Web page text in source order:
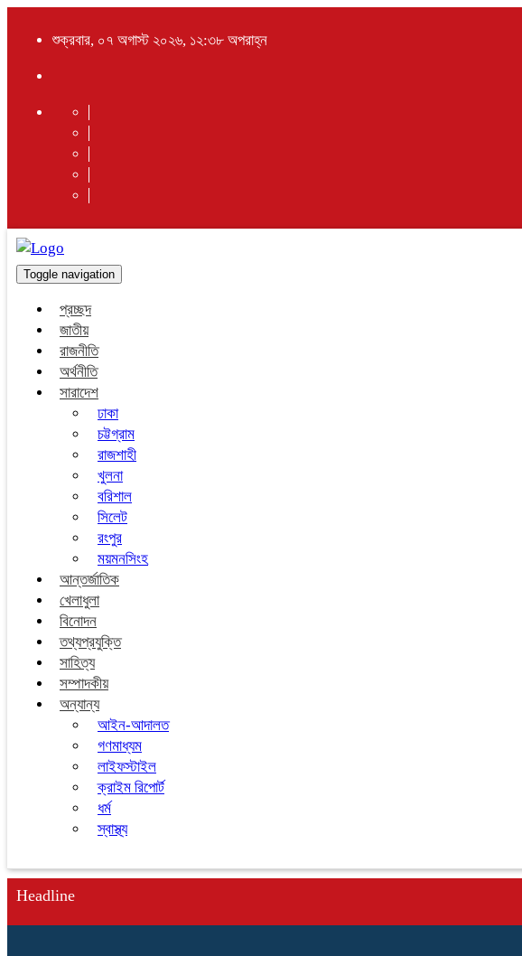
শুক্রবার, ০৭ অগাস্ট ২০২৬, ১২:৩৮ অপরাহ্ন
Toggle navigation
প্রচ্ছদ
জাতীয়
রাজনীতি
অর্থনীতি
সারাদেশ
ঢাকা
চট্টগ্রাম
রাজশাহী
খুলনা
বরিশাল
সিলেট
রংপুর
ময়মনসিংহ
আন্তর্জাতিক
খেলাধুলা
বিনোদন
তথ্যপ্রযুক্তি
সাহিত্য
সম্পাদকীয়
অন্যান্য
আইন-আদালত
গণমাধ্যম
লাইফস্টাইল
ক্রাইম রিপোর্ট
ধর্ম
স্বাস্থ্য
Headline